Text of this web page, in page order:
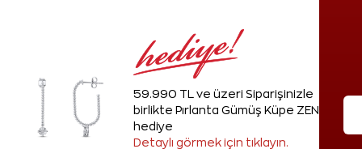
59.990 TL ve üzeri Siparişinizle
birlikte Pırlanta Gümüş Küpe ZEN'den
hediye
Detaylı görmek için tıklayın.